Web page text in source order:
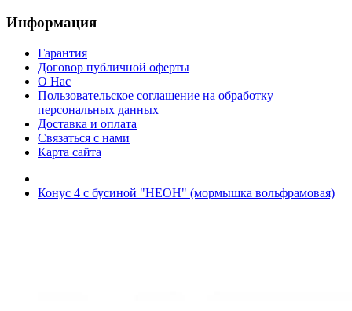
Информация
Гарантия
Договор публичной оферты
О Нас
Пользовательское соглашение на обработку
персональных данных
Доставка и оплата
Связаться с нами
Карта сайта
Конус 4 с бусиной "НЕОН" (мормышка вольфрамовая)